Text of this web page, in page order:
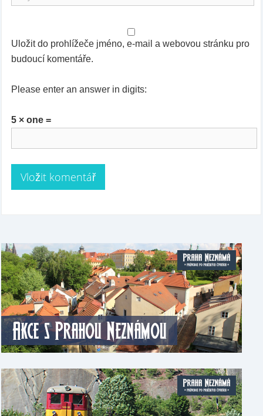
Uložit do prohlížeče jméno, e-mail a webovou stránku pro
budoucí komentáře.
Please enter an answer in digits:
5 × one =